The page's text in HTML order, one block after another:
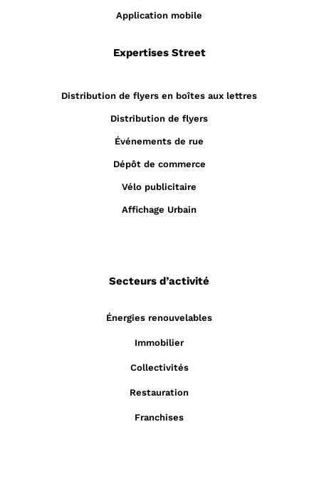
Application mobile
Expertises Street
Distribution de flyers en boîtes aux lettres
Distribution de flyers
Événements de rue
Dépôt de commerce
Vélo publicitaire
Affichage Urbain
Secteurs d’activité
Énergies renouvelables
Immobilier
Collectivités
Restauration
Franchises